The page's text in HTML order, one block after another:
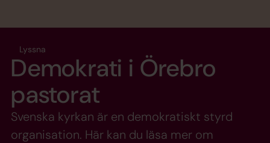
Lyssna
Demokrati i Örebro
pastorat
Svenska kyrkan är en demokratiskt styrd
organisation. Här kan du läsa mer om